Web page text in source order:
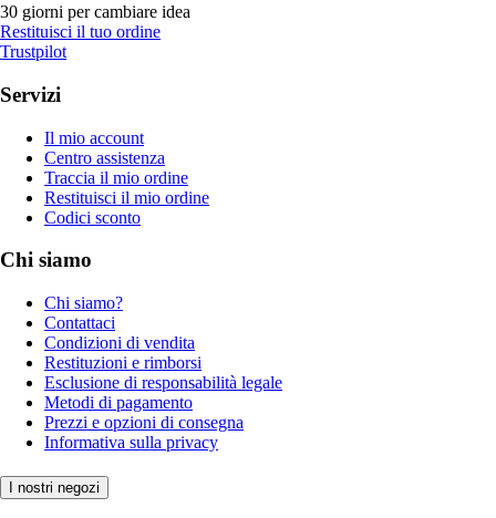
30 giorni per cambiare idea
Restituisci il tuo ordine
Trustpilot
Servizi
Il mio account
Centro assistenza
Traccia il mio ordine
Restituisci il mio ordine
Codici sconto
Chi siamo
Chi siamo?
Contattaci
Condizioni di vendita
Restituzioni e rimborsi
Esclusione di responsabilità legale
Metodi di pagamento
Prezzi e opzioni di consegna
Informativa sulla privacy
I nostri negozi